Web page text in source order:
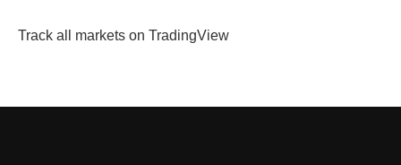
Track all markets on TradingView